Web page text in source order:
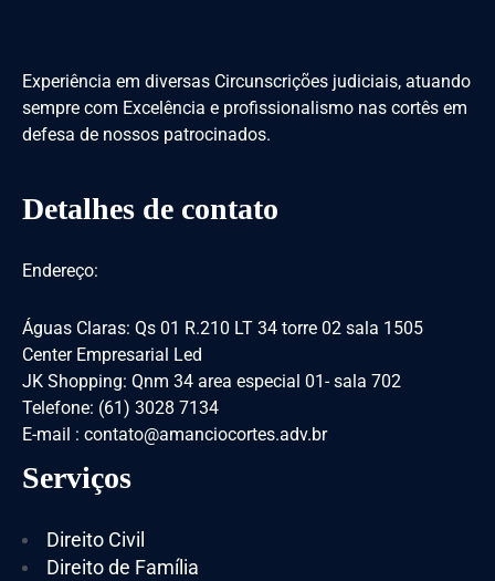
Experiência em diversas Circunscrições judiciais, atuando
sempre com Excelência e profissionalismo nas cortês em
defesa de nossos patrocinados.
Detalhes de contato
Endereço:
Águas Claras: Qs 01 R.210 LT 34 torre 02 sala 1505
Center Empresarial Led
JK Shopping: Qnm 34 area especial 01- sala 702
Telefone: (61) 3028 7134
E-mail : contato@amanciocortes.adv.br
Serviços
Direito Civil
Direito de Família